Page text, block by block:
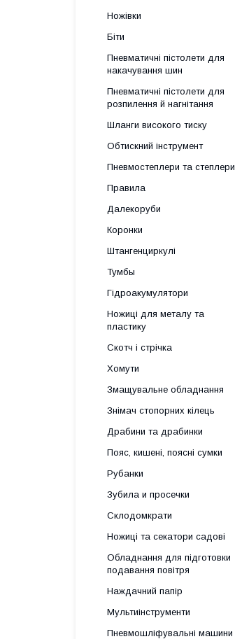
Ножівки
Біти
Пневматичні пістолети для
накачування шин
Пневматичні пістолети для
розпилення й нагнітання
Шланги високого тиску
Обтискний інструмент
Пневмостеплери та степлери
Правила
Далекоруби
Коронки
Штангенциркулі
Тумбы
Гідроакумулятори
Ножиці для металу та
пластику
Скотч і стрічка
Хомути
Змащувальне обладнання
Знімач стопорних кілець
Драбини та драбинки
Пояс, кишені, поясні сумки
Рубанки
Зубила и просечки
Склодомкрати
Ножиці та секатори садові
Обладнання для підготовки
подавання повітря
Наждачний папір
Мультиінструменти
Пневмошліфувальні машини